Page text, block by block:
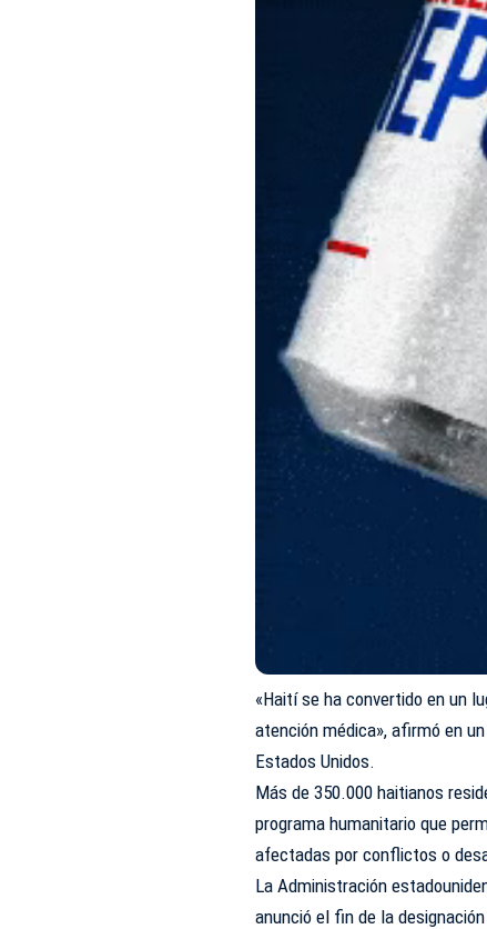
«Haití se ha convertido en un
atención médica», afirmó en
Estados Unidos.
Más de 350.000 haitianos
programa humanitario que
afectadas por conflictos o
La Administración
anunció el fin de la